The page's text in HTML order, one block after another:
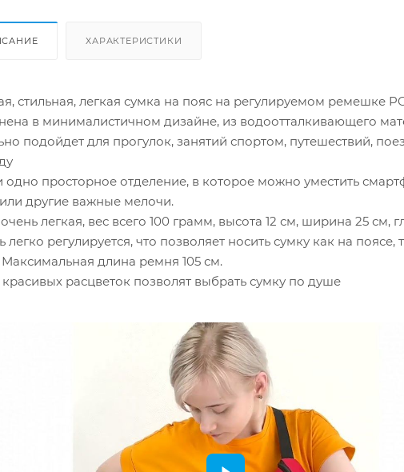
ХАРАКТЕРИСТИКИ
стильная, легкая сумка на пояс на регулируемом ремешке
в минималистичном дизайне, из водоотталкивающего
подойдет для прогулок, занятий спортом, путешествий,
одно просторное отделение, в которое можно уместить
другие важные мелочи.
легкая, вес всего 100 грамм, высота 12 см, ширина 25 см,
легко регулируется, что позволяет носить сумку как на поясе,
Максимальная длина ремня 105 см.
расцветок позволят выбрать сумку по душе